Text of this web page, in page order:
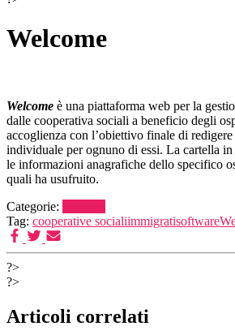
Welcome
Welcome è una piattaforma web per la
dalle cooperativa sociali a beneficio degli
accoglienza con l’obiettivo finale di
individuale per ognuno di essi. La cartella
le informazioni anagrafiche dello specifico
quali ha usufruito.
Categorie:
Tag: cooperative socialiimmigratisoftware
?>
?>
Articoli correlati